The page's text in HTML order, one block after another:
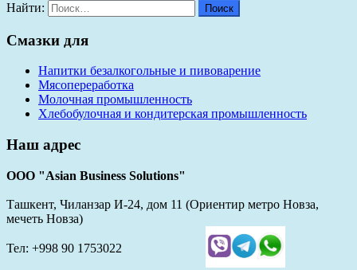
Найти:
Смазки для
Напитки безалкогольные и пивоварение
Мясопереработка
Молочная промышленность
Хлебобулочная и кондитерская промышленность
Наш адрес
ООО "Asian Business Solutions"
Ташкент, Чиланзар И-24, дом 11 (Ориентир метро Новза,
мечеть Новза)
Тел: +998 90 1753022